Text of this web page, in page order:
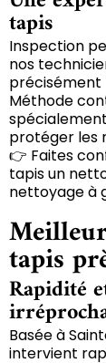
tapis
Inspection
nos
Méthode
protéger les
👉 Faites
tapis un
nettoyage à
tapis
Rapidité
Basée à
intervient